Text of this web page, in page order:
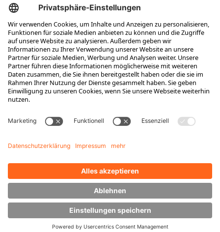
Karriere
Ausbildung
Berufseinsteiger & Erfahrene
Das bieten wir
Das ist HUBTEX
Stellenangebote
Wissen
Energiemanagement
Outdoor Stapler
Seitenstapler
News